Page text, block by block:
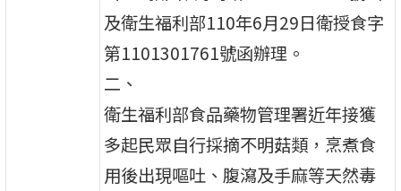
及衛生福利部110年6月29日衛授食字
第1101301761號函辦理。
二、
衛生福利部食品藥物管理署近年接獲
多起民眾自行採摘不明菇類，烹煮食
用後出現嘔吐、腹瀉及手麻等天然毒